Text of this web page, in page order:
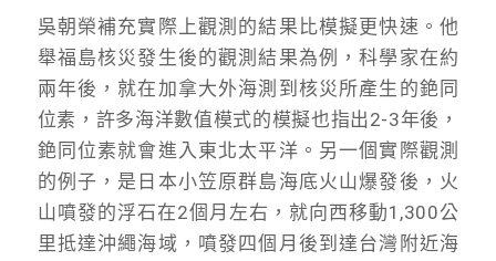
吳朝榮補充實際上觀測的結果比模擬更快速。他
舉福島核災發生後的觀測結果為例，科學家在約
兩年後，就在加拿大外海測到核災所產生的銫同
位素，許多海洋數值模式的模擬也指出2-3年後，
銫同位素就會進入東北太平洋。另一個實際觀測
的例子，是日本小笠原群島海底火山爆發後，火
山噴發的浮石在2個月左右，就向西移動1,300公
里抵達沖繩海域，噴發四個月後到達台灣附近海